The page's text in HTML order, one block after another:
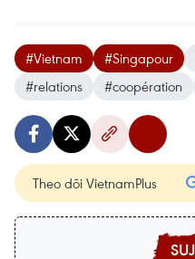
#Vietnam #Singapour
#relations
#coopération
Theo dõi VietnamPlus